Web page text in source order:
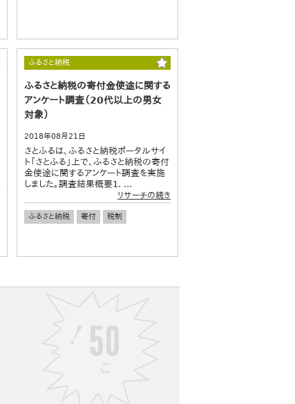
ふるさと納税
ふるさと納税の寄付金使途に関する
アンケート調査（20代以上の男女
対象）
2018年08月21日
さとふるは、ふるさと納税ポータルサイ
ト「さとふる」上で、ふるさと納税の寄付
金使途に関するアンケート調査を実施
しました。調査結果概要1. ...
リサーチの続き
ふるさと納税 寄付 税制